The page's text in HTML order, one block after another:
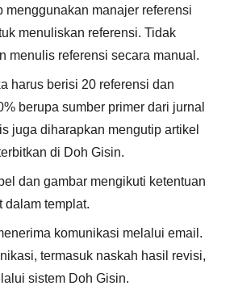
menggunakan manajer referensi
menuliskan referensi. Tidak
menulis referensi secara manual.
harus berisi 20 referensi dan
berupa sumber primer dari jurnal
juga diharapkan mengutip artikel
di Doh Gisin.
dan gambar mengikuti ketentuan
dalam templat.
komunikasi melalui email.
termasuk naskah hasil revisi,
sistem Doh Gisin.